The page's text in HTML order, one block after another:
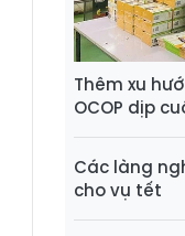
Thêm xu
OCOP dịp
Các làng
cho vụ tết